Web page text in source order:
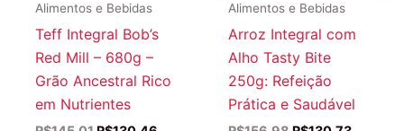
Alimentos e Bebidas
Teff Integral Bob’s
Red Mill – 680g –
Grão Ancestral Rico
em Nutrientes
Alimentos e Bebidas
Arroz Integral com
Alho Tasty Bite
250g: Refeição
Prática e Saudável